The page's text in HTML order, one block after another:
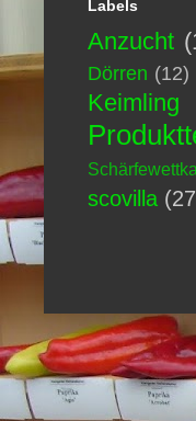
Labels
Anzucht
Dörren (12)
Keimling
scovilla